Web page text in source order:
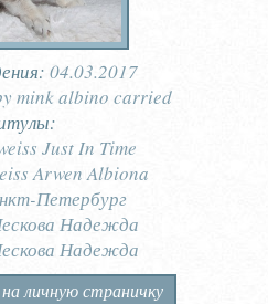
04.03.2017
mink albino carried
Just In Time
Arwen Albiona
Петербург
Надежда
Надежда
личную страничку